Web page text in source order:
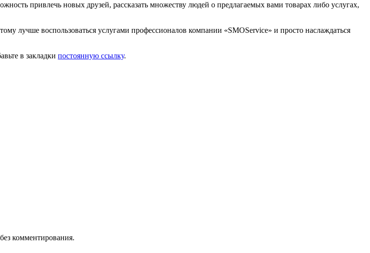
привлечь новых друзей, рассказать множеству людей о предлагаемых вами товарах либо услугах,
лучше воспользоваться услугами профессионалов компании «SMOService» и просто наслаждаться
в закладки постоянную ссылку.
без комментирования.